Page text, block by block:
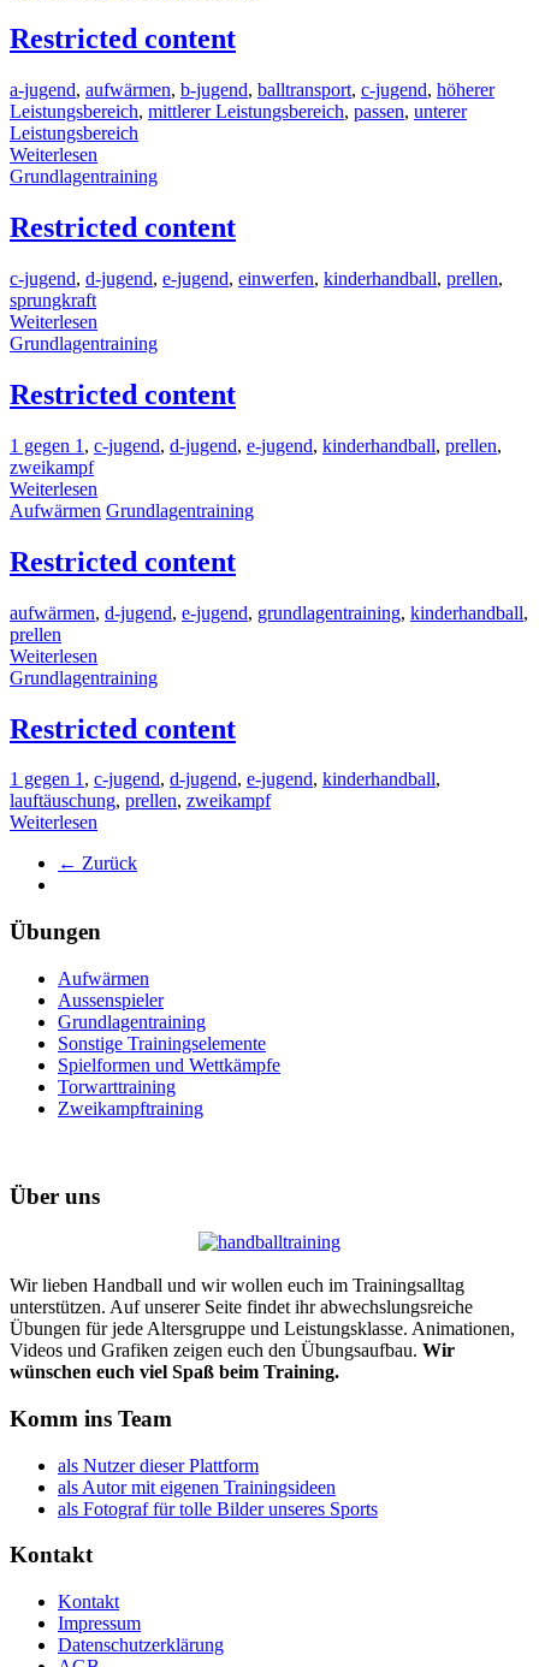
Restricted content
a-jugend, aufwärmen, b-jugend, balltransport, c-jugend, höherer
Leistungsbereich, mittlerer Leistungsbereich, passen, unterer
Leistungsbereich
Weiterlesen
Grundlagentraining
Restricted content
c-jugend, d-jugend, e-jugend, einwerfen, kinderhandball, prellen,
sprungkraft
Weiterlesen
Grundlagentraining
Restricted content
1 gegen 1 , c-jugend, d-jugend, e-jugend, kinderhandball, prellen,
zweikampf
Weiterlesen
Aufwärmen Grundlagentraining
Restricted content
aufwärmen, d-jugend, e-jugend, grundlagentraining, kinderhandball,
prellen
Weiterlesen
Grundlagentraining
Restricted content
1 gegen 1, c-jugend, d-jugend, e-jugend, kinderhandball,
lauftäuschung, prellen, zweikampf
Weiterlesen
← Zurück
Übungen
Aufwärmen
Aussenspieler
Grundlagentraining
Sonstige Trainingselemente
Spielformen und Wettkämpfe
Torwarttraining
Zweikampftraining
Über uns
Wir lieben Handball und wir wollen euch im Trainingsalltag
unterstützen. Auf unserer Seite findet ihr abwechslungsreiche
Übungen für jede Altersgruppe und Leistungsklasse. Animationen,
Videos und Grafiken zeigen euch den Übungsaufbau. Wir
wünschen euch viel Spaß beim Training.
Komm ins Team
als Nutzer dieser Plattform
als Autor mit eigenen Trainingsideen
als Fotograf für tolle Bilder unseres Sports
Kontakt
Kontakt
Impressum
Datenschutzerklärung